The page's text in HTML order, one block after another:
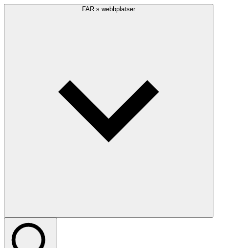
FAR:s webbplatser